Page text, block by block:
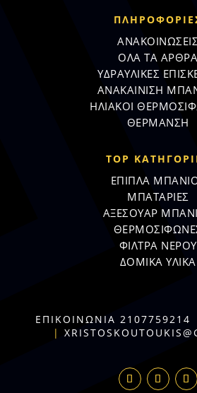
ΑΝΑΚΟΙΝΩΣΕΙΣ
ΟΛΑ ΤΑ ΑΡΘΡΑ
ΥΔΡΑΥΛΙΚΕΣ
ΑΝΑΚΑΙΝΙΣΗ
ΗΛΙΑΚΟΙ
ΘΕΡΜΑΝΣΗ
TOP
ΕΠΙΠΛΑ
ΜΠΑΤΑΡΙΕΣ
ΑΞΕΣΟΥΑΡ
ΦΙΛΤΡΑ ΝΕΡΟΥ
ΔΟΜΙΚΑ ΥΛΙΚΑ
ΕΠΙΚΟΙΝΩΝΙΑ 2107759214
|